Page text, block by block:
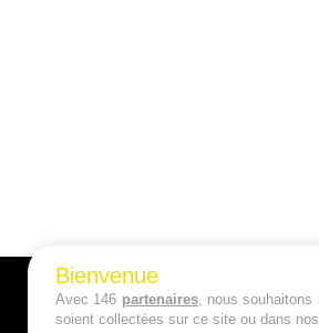
A
Bienvenue
Avec 146 partenaires, nous souhaitons
soient collectées sur ce site ou dans